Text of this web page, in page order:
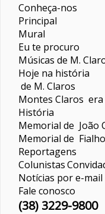
Conheça-nos
Principal
Mural
Eu te procuro
Músicas de M.
Hoje na história
de M. Claros
Montes Claros era
História
Memorial de João
Memorial de
Reportagens
Colunistas
Notícias por e-mail
Fale conosco
(38) 3229-9800